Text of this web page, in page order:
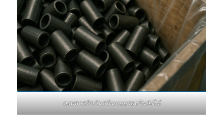
ถุงพลาสติกกันสนิมแบบรองก้นลังไม้